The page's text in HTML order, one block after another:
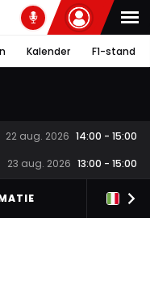
Kalender F1-stand
22 aug. 2026 14:00 - 15:00
23 aug. 2026 13:00 - 15:00